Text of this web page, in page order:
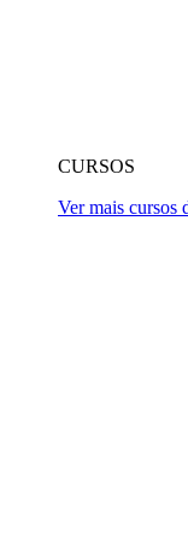
CURSOS
Ver mais cursos